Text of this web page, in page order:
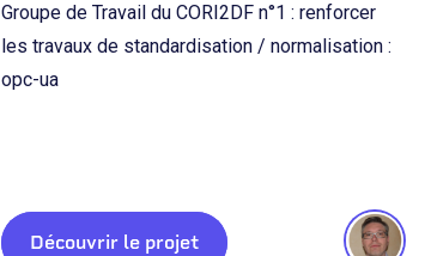
Groupe de Travail du CORI2DF n°1 : renforcer
les travaux de standardisation / normalisation :
opc-ua
Découvrir le projet